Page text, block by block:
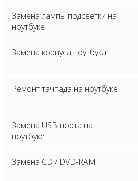
Замена лампы подсветки на
ноутбуке
Замена корпуса ноутбука
Ремонт тачпада на ноутбуке
Замена USB-порта на
ноутбуке
Замена CD / DVD-RAM